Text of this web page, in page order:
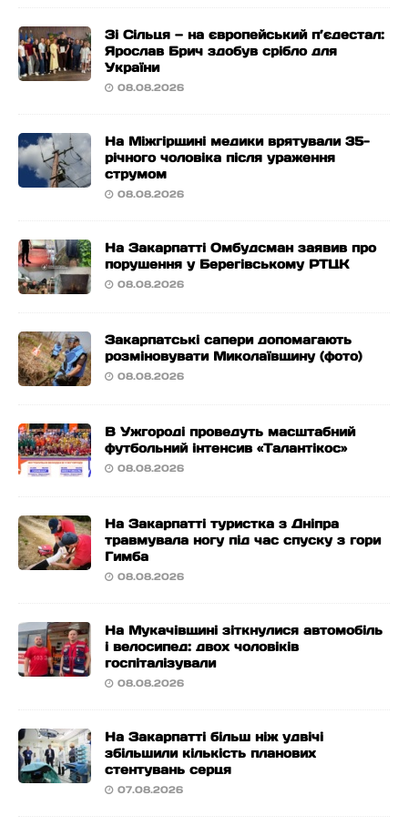
Зі Сільця — на європейський п’єдестал:
Ярослав Брич здобув срібло для
України
08.08.2026
На Міжгірщині медики врятували 35-
річного чоловіка після ураження
струмом
08.08.2026
На Закарпатті Омбудсман заявив про
порушення у Берегівському РТЦК
08.08.2026
Закарпатські сапери допомагають
розміновувати Миколаївщину (фото)
08.08.2026
В Ужгороді проведуть масштабний
футбольний інтенсив «Талантікос»
08.08.2026
На Закарпатті туристка з Дніпра
травмувала ногу під час спуску з гори
Гимба
08.08.2026
На Мукачівщині зіткнулися автомобіль
і велосипед: двох чоловіків
госпіталізували
08.08.2026
На Закарпатті більш ніж удвічі
збільшили кількість планових
стентувань серця
07.08.2026